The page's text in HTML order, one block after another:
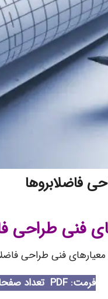
فاضلابروها
فنی طراحی
فنی طراحی
فرمت: PDF
تعداد